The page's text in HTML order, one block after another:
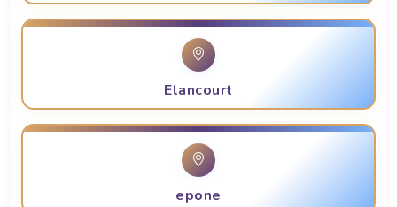
Elancourt
epone